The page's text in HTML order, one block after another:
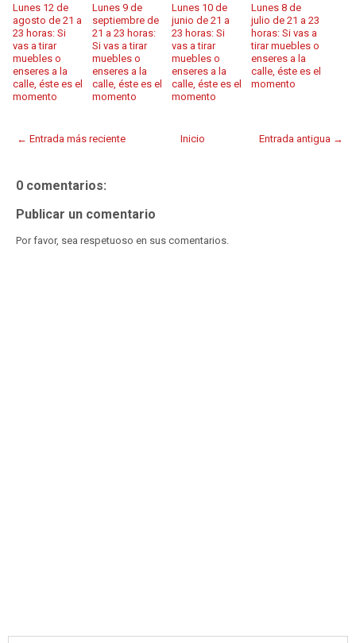
Lunes 12 de
agosto de 21 a
23 horas: Si
vas a tirar
muebles o
enseres a la
calle, éste es el
momento
Lunes 9 de
septiembre de
21 a 23 horas:
Si vas a tirar
muebles o
enseres a la
calle, éste es el
momento
Lunes 10 de
junio de 21 a
23 horas: Si
vas a tirar
muebles o
enseres a la
calle, éste es el
momento
Lunes 8 de
julio de 21 a 23
horas: Si vas a
tirar muebles o
enseres a la
calle, éste es el
momento
← Entrada más reciente Entrada antigua →
Inicio
0 comentarios:
Publicar un comentario
Por favor, sea respetuoso en sus comentarios.